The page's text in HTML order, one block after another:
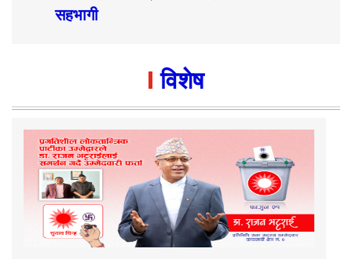
सहभागी
विशेष